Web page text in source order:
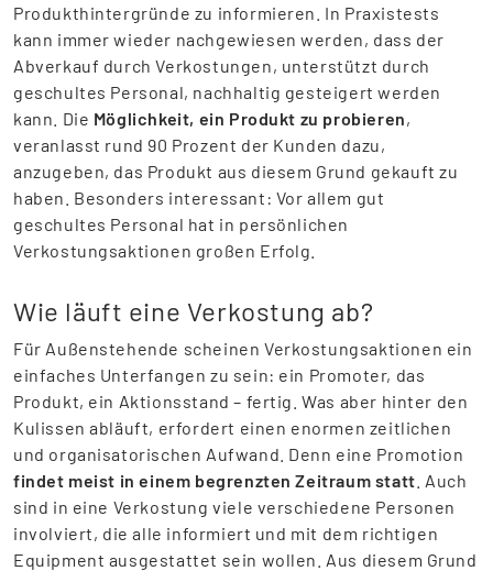
Produkthintergründe zu informieren. In Praxistests
kann immer wieder nachgewiesen werden, dass der
Abverkauf durch Verkostungen, unterstützt durch
geschultes Personal, nachhaltig gesteigert werden
kann. Die Möglichkeit, ein Produkt zu probieren,
veranlasst rund 90 Prozent der Kunden dazu,
anzugeben, das Produkt aus diesem Grund gekauft zu
haben. Besonders interessant: Vor allem gut
geschultes Personal hat in persönlichen
Verkostungsaktionen großen Erfolg.
Wie läuft eine Verkostung ab?
Für Außenstehende scheinen Verkostungsaktionen ein
einfaches Unterfangen zu sein: ein Promoter, das
Produkt, ein Aktionsstand – fertig. Was aber hinter den
Kulissen abläuft, erfordert einen enormen zeitlichen
und organisatorischen Aufwand. Denn eine Promotion
findet meist in einem begrenzten Zeitraum statt . Auch
sind in eine Verkostung viele verschiedene Personen
involviert, die alle informiert und mit dem richtigen
Equipment ausgestattet sein wollen. Aus diesem Grund